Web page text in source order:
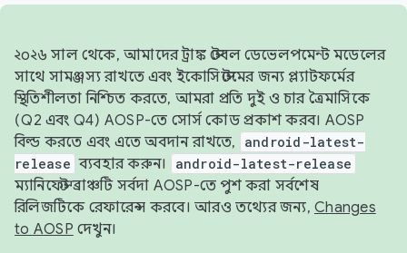
২০২৬ সাল থেকে, আমাদের ট্রাঙ্ক স্টেবল ডেভেলপমেন্ট মডেলের
সাথে সামঞ্জস্য রাখতে এবং ইকোসিস্টেমের জন্য প্ল্যাটফর্মের
স্থিতিশীলতা নিশ্চিত করতে, আমরা প্রতি দুই ও চার ত্রৈমাসিকে
(Q2 এবং Q4) AOSP-তে সোর্স কোড প্রকাশ করব। AOSP
বিল্ড করতে এবং এতে অবদান রাখতে,
android-latest-
release ব্যবহার করুন। android-latest-release
ম্যানিফেস্ট ব্রাঞ্চটি সর্বদা AOSP-তে পুশ করা সর্বশেষ
রিলিজটিকে রেফারেন্স করবে। আরও তথ্যের জন্য, Changes
to AOSP দেখুন।